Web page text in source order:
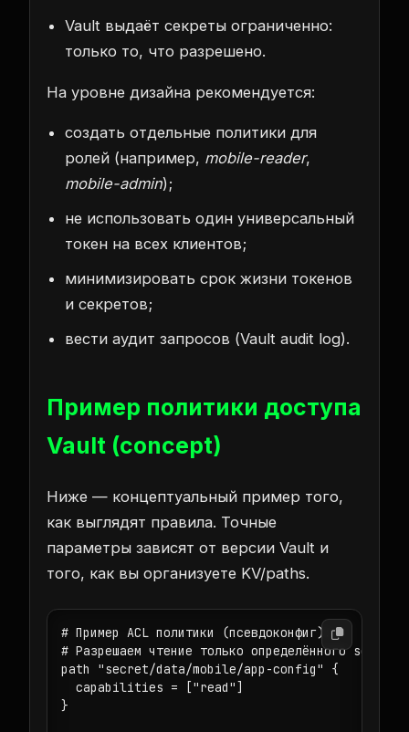
Vault выдаёт секреты ограниченно:
только то, что разрешено.
На уровне дизайна рекомендуется:
создать отдельные политики для
ролей (например, mobile-reader,
mobile-admin);
не использовать один универсальный
токен на всех клиентов;
минимизировать срок жизни токенов
и секретов;
вести аудит запросов (Vault audit log).
Пример политики доступа
Vault (concept)
Ниже — концептуальный пример того,
как выглядят правила. Точные
параметры зависят от версии Vault и
того, как вы организуете KV/paths.
# Пример ACL политики (псевдоконфиг):
# Разрешаем чтение только определённого secret
path "secret/data/mobile/app-config" {
  capabilities = ["read"]
}